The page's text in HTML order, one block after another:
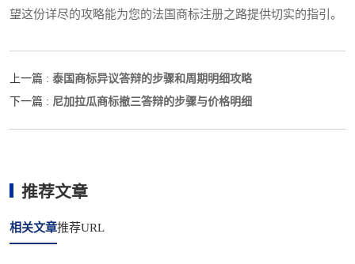
望这份详尽的攻略能为您的法国商标注册之路提供切实的指引。
上一篇 : 泰国商标异议答辩的步骤和周期明细攻略
下一篇 : 尼加拉瓜商标撤三答辩的步骤与价格明细
推荐文章
相关文章推荐URL